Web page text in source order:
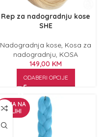
Rep za nadogradnju kose
SHE
Nadogradnja kose, Kosa za
nadogradnju, KOSA
149,00 KM
ODABERI OPCIJE
NEMA NA
ZALIHI